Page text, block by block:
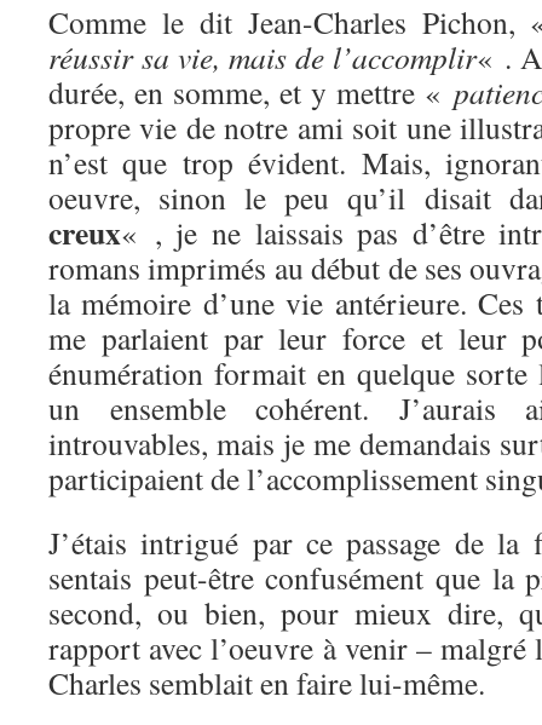
Comme le dit Jean-Charles
réussir sa vie, mais de l’accomplir« .
durée, en somme, et y mettre «
propre vie de notre ami soit une
n’est que trop évident. Mais,
oeuvre, sinon le peu qu’il disait
creux« , je ne laissais pas d’être
romans imprimés au début de ses
la mémoire d’une vie antérieure.
me parlaient par leur force et leur
énumération formait en quelque sorte
un ensemble cohérent.
introuvables, mais je me demandais
participaient de l’accomplissement
J’étais intrigué par ce passage de
sentais peut-être confusément que la
second, ou bien, pour mieux dire,
rapport avec l’oeuvre à venir – malgré
Charles semblait en faire lui-même.